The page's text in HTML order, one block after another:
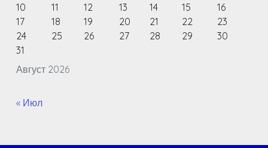
Август 2026
10
11 12 13 14 15
16
17
18 19 20 21 22
23
24
25 26 27 28 29
30
31
« Июл